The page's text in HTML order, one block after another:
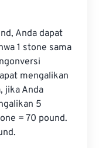
Anda dapat
1 stone sama
mengalikan
jika Anda
5
= 70 pound.